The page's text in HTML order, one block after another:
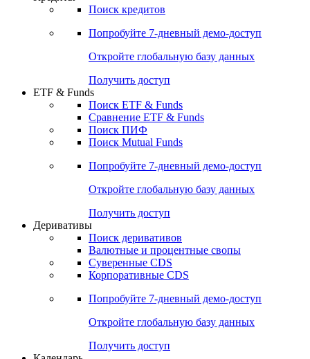
Откройте глобальную базу данных
Получить доступ
Поиск кредитов
Попробуйте7-дневный
Откройте глобальную базу данных
Получить доступ
ETF & Funds
Сравнение ETF & Funds
Поиск Mutual Funds
Попробуйте7-дневный
Откройте глобальную базу данных
Получить доступ
Деривативы
Валютные и процентные свопы
Корпоративные CDS
Попробуйте7-дневный